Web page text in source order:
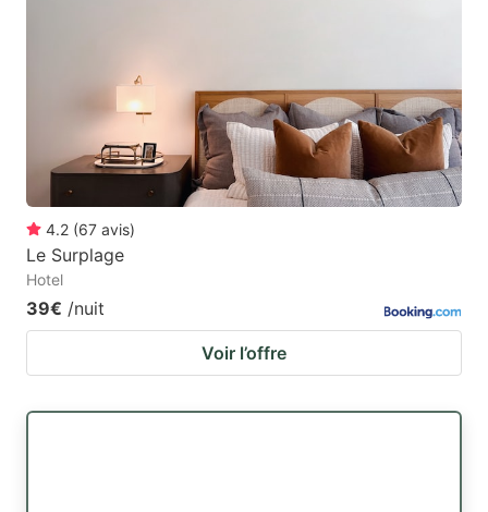
4.2 (67 avis)
Le Surplage
Hotel
39€ /nuit
Voir l’offre